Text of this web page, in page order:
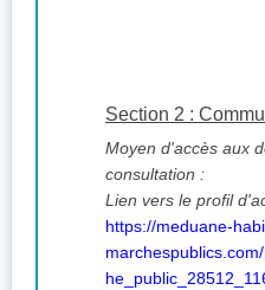
Section 2 :
Moyen d'accès aux
consultation :
Lien vers le profil
https://meduane-